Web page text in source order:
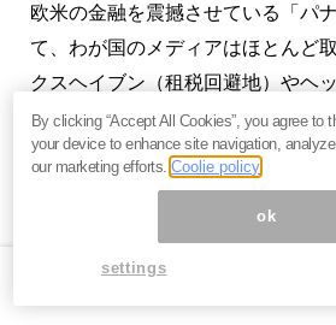
欧米の金融を震撼させている「パ
て、わが国のメディアはほとんど
クスヘイブン（租税回避地）やヘ
用が馴染みの薄いテーマだからで
ところが、わが国株式の総売買額
兆円）のうち、70％は海外からの
は、米国や英国ではない。ほぼす
ア」からのものです。
By clicking “Accept All Cookies”, you agree to
your device to enhance site navigation,
our marketing efforts.Coolie policy
ok
settings